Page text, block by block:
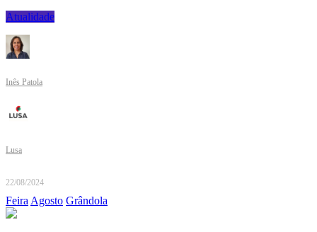
Atualidade
Inês Patola
Lusa
22/08/2024
FeiraAgosto Grândola